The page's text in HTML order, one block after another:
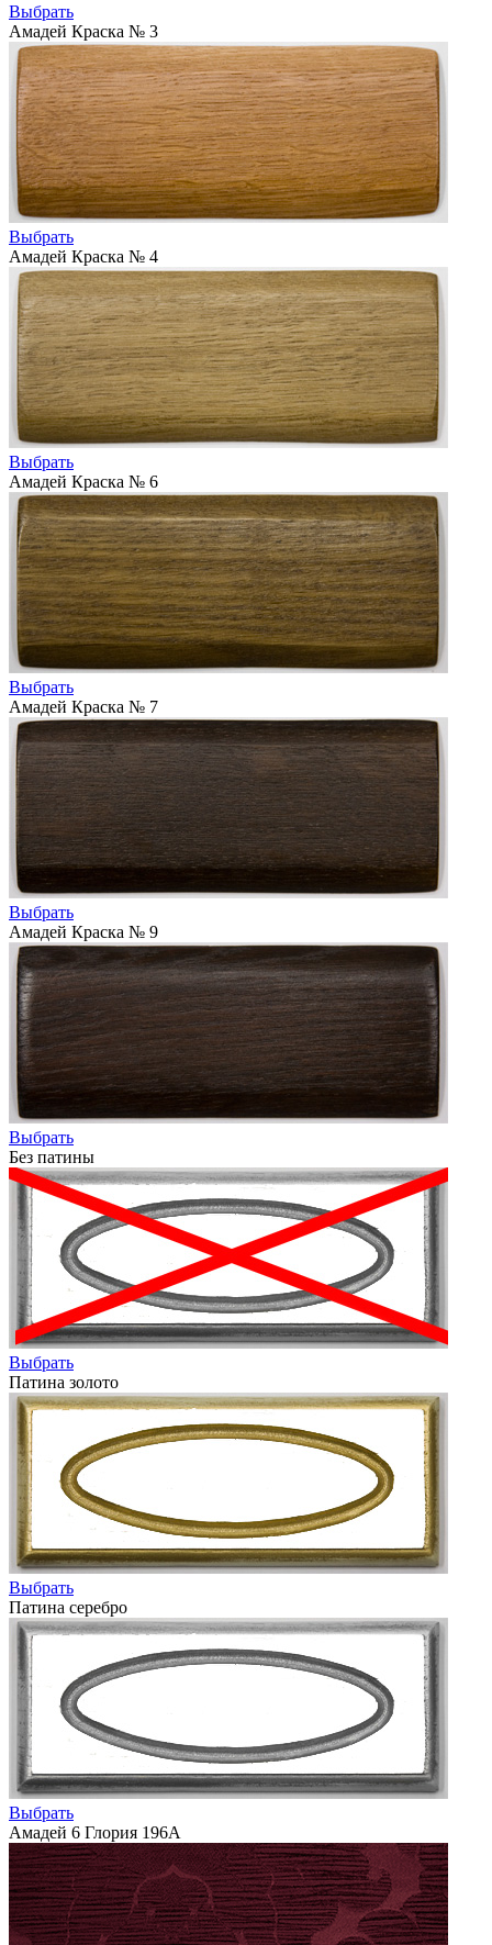
Выбрать
Амадей Краска № 3
Выбрать
Амадей Краска № 4
Выбрать
Амадей Краска № 6
Выбрать
Амадей Краска № 7
Выбрать
Амадей Краска № 9
Выбрать
Без патины
Выбрать
Патина золото
Выбрать
Патина серебро
Выбрать
Амадей 6 Глория 196А